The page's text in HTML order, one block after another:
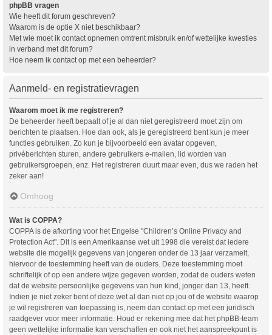
phpBB vragen
Wie heeft dit forum geschreven?
Waarom is de optie X niet beschikbaar?
Met wie moet ik contact opnemen omtrent misbruik en/of wettelijke kwesties
in verband met dit forum?
Hoe neem ik contact op met een beheerder?
Aanmeld- en registratievragen
Waarom moet ik me registreren?
De beheerder heeft bepaalt of je al dan niet geregistreerd moet zijn om
berichten te plaatsen. Hoe dan ook, als je geregistreerd bent kun je meer
functies gebruiken. Zo kun je bijvoorbeeld een avatar opgeven,
privéberichten sturen, andere gebruikers e-mailen, lid worden van
gebruikersgroepen, enz. Het registreren duurt maar even, dus we raden het
zeker aan!
Omhoog
Wat is COPPA?
COPPA is de afkorting voor het Engelse "Children’s Online Privacy and
Protection Act". Dit is een Amerikaanse wet uit 1998 die vereist dat iedere
website die mogelijk gegevens van jongeren onder de 13 jaar verzamelt,
hiervoor de toestemming heeft van de ouders. Deze toestemming moet
schriftelijk of op een andere wijze gegeven worden, zodat de ouders weten
dat de website persoonlijke gegevens van hun kind, jonger dan 13, heeft.
Indien je niet zeker bent of deze wet al dan niet op jou of de website waarop
je wil registreren van toepassing is, neem dan contact op met een juridisch
raadgever voor meer informatie. Houd er rekening mee dat het phpBB-team
geen wettelijke informatie kan verschaffen en ook niet het aanspreekpunt is